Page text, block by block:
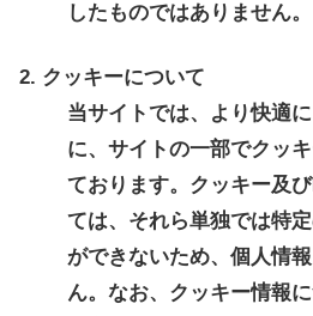
したものではありません。
2. クッキーについて
当サイトでは、より快適
に、サイトの一部でクッ
ております。クッキー及
ては、それら単独では特
ができないため、個人情
ん。なお、クッキー情報